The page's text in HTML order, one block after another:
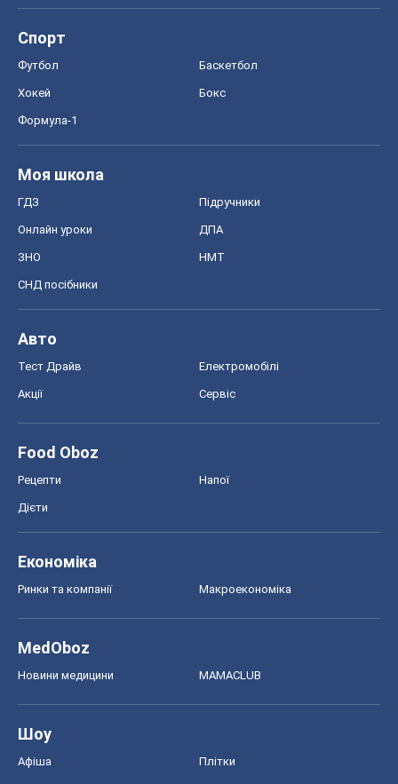
Спорт
Футбол Баскетбол
Хокей Бокс
Формула-1
Моя школа
ГДЗ Підручники
Онлайн уроки ДПА
ЗНО НМТ
СНД посібники
Авто
Тест Драйв Електромобілі
Акції Сервіс
Food Oboz
Рецепти Напої
Дієти
Економіка
Ринки та компанії Макроекономіка
MedOboz
Новини медицини MAMACLUB
Шоу
Афіша Плітки